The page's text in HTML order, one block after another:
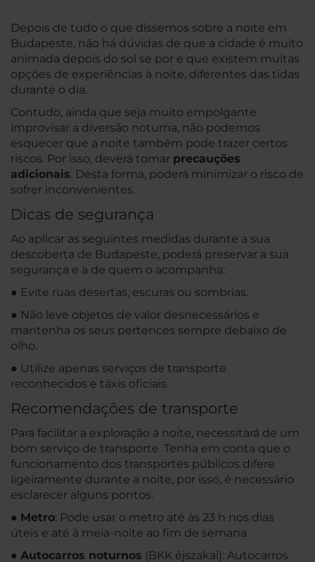
Depois de tudo o que dissemos sobre a noite em
Budapeste, não há dúvidas de que a cidade é muito
animada depois do sol se por e que existem muitas
opções de experiências à noite, diferentes das tidas
durante o dia.
Contudo, ainda que seja muito empolgante
improvisar a diversão noturna, não podemos
esquecer que a noite também pode trazer certos
riscos. Por isso, deverá tomar precauções
adicionais. Desta forma, poderá minimizar o risco de
sofrer inconvenientes.
Dicas de segurança
Ao aplicar as seguintes medidas durante a sua
descoberta de Budapeste, poderá preservar a sua
segurança e a de quem o acompanha:
● Evite ruas desertas, escuras ou sombrias.
● Não leve objetos de valor desnecessários e
mantenha os seus pertences sempre debaixo de
olho.
● Utilize apenas serviços de transporte
reconhecidos e táxis oficiais.
Recomendações de transporte
Para facilitar a exploração à noite, necessitará de um
bom serviço de transporte. Tenha em conta que o
funcionamento dos transportes públicos difere
ligeiramente durante a noite, por isso, é necessário
esclarecer alguns pontos.
● Metro: Pode usar o metro até às 23 h nos dias
úteis e até à meia-noite ao fim de semana.
● Autocarros noturnos (BKK éjszakai): Autocarros